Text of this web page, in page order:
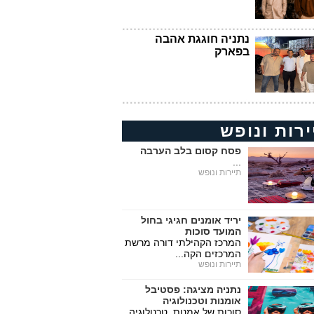
נתניה חוגגת אהבה
בפארק
ונופש
פסח קסום בלב הערבה
תיירות ונופש
יריד אומנים חגיגי בחול
המועד סוכות
המרכז הקהילתי דורה מרשת
המרכזים הקה...
תיירות ונופש
נתניה מציגה: פסטיבל
אומנות וטכנולוגיה